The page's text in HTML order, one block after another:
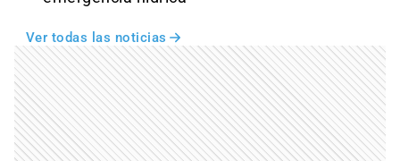
Ver todas las noticias